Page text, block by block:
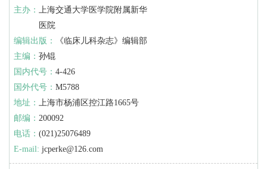
主办： 上海交通大学医学院附属新华
医院
编辑出版：
《临床儿科杂志》编辑部
主编： 孙锟
国内代号： 4-426
国外代号： M5788
地址： 上海市杨浦区控江路1665号
邮编： 200092
电话： (021)25076489
E-mail: jcperke@126.com